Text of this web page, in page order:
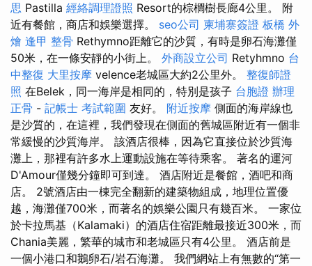
思 Pastilla 經絡調理證照 Resort的棕櫚樹長廊4公里。 附
近有餐館，商店和娛樂選擇。 seo公司 柬埔寨簽證 板橋 外
燴 逢甲 整骨 Rethymno距離它的沙質，有時是卵石海灘僅
50米，在一條安靜的小街上。 外商設立公司 Retyhmno 台
中整復 大里按摩 velence老城區大約2公里外。 整復師證
照 在Belek，同一海岸是相同的，特別是孩子 台胞證 辦理
正骨 - 記帳士 考試範圍 友好。 附近按摩 側面的海岸線也
是沙質的，在這裡，我們發現在側面的舊城區附近有一個非
常緩慢的沙質海岸。 該酒店很棒，因為它直接位於沙質海
灘上，那裡有許多水上運動設施在等待乘客。 著名的運河
D'Amour僅幾分鐘即可到達。 酒店附近是餐館，酒吧和商
店。 2號酒店由一棟完全翻新的建築物組成，地理位置優
越，海灘僅700米，而著名的娛樂公園只有幾百米。 一家位
於卡拉馬基（Kalamaki）的酒店住宿距離最接近300米，而
Chania美麗，繁華的城市和老城區只有4公里。 酒店前是
一個小港口和鵝卵石/岩石海灘。 我們網站上有無數的“第一